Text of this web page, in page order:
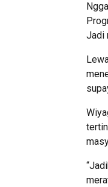
Jadi